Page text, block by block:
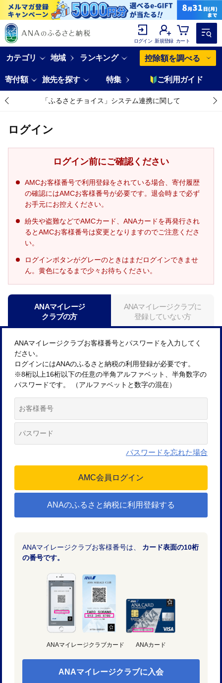
ログイン 新規登録 カート
カテゴリ 地域 ランキング 控除額を調べる
寄付額 旅先を探す 特集 ご利用ガイド
「ふるさとチョイス」システム連携に関して
ログイン
ログイン前にご確認ください
AMCお客様番号で利用登録をされている場合、寄付履歴
の確認にはAMCお客様番号が必要です。退会時まで必ず
お手元にお控えください。
紛失や盗難などでAMCカード、ANAカードを再発行され
るとAMCお客様番号は変更となりますのでご注意くださ
い。
ログインボタンがグレーのときはまだログインできませ
ん。黄色になるまで少々お待ちください。
ANAマイレージ
クラブの方
ANAマイレージクラブに
登録していない方
ANAマイレージクラブお客様番号とパスワードを入力してく
ださい。
ログインにはANAのふるさと納税の利用登録が必要です。
※8桁以上16桁以下の任意の半角アルファベット、半角数字の
パスワードです。 （アルファベットと数字の混在）
パスワードを忘れた場合
ANAのふるさと納税に利用登録する
ANAマイレージクラブお客様番号は、 カード表面の10桁
の番号です。
ANAマイレージクラブカード ANAカード
ANAマイレージクラブに入会